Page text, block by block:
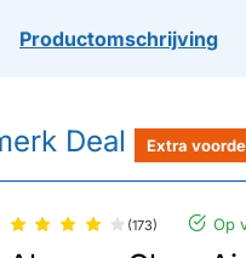
Productomschrijving
Deal Extra
(173) Op